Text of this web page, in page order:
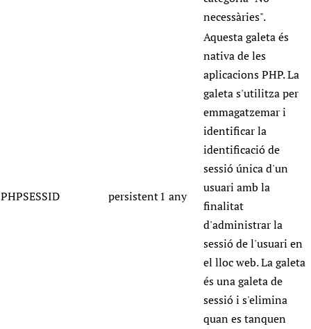
necessàries".
PHPSESSID persistent1 any
Aquesta galeta és
nativa de les
aplicacions PHP. La
galeta s'utilitza per
emmagatzemar i
identificar la
identificació de
sessió única d'un
usuari amb la
finalitat
d'administrar la
sessió de l'usuari en
el lloc web. La galeta
és una galeta de
sessió i s'elimina
quan es tanquen